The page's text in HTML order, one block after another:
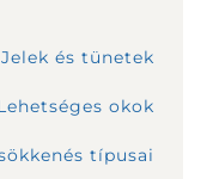
Jelek és tünetek
okok
típusai